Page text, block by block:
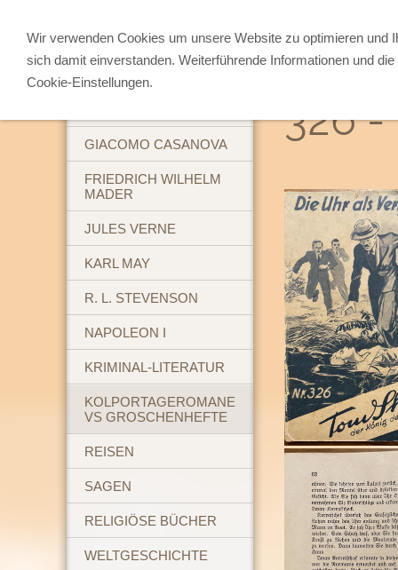
ABENTEUERBÜCHER
GIACOMO CASANOVA
FRIEDRICH WILHELM
MADER
JULES VERNE
KARL MAY
R. L. STEVENSON
NAPOLEON I
KRIMINAL-LITERATUR
KOLPORTAGEROMANE
VS GROSCHENHEFTE
REISEN
SAGEN
RELIGIÖSE BÜCHER
WELTGESCHICHTE
326 -
Wir verwenden Cookies um unsere Website zu optimieren und
sich damit einverstanden. Weiterführende Informationen und
Cookie-Einstellungen.